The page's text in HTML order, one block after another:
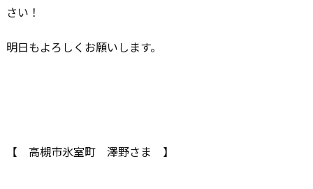
さい！
明日もよろしくお願いします。
【 高槻市氷室町 澤野さま 】